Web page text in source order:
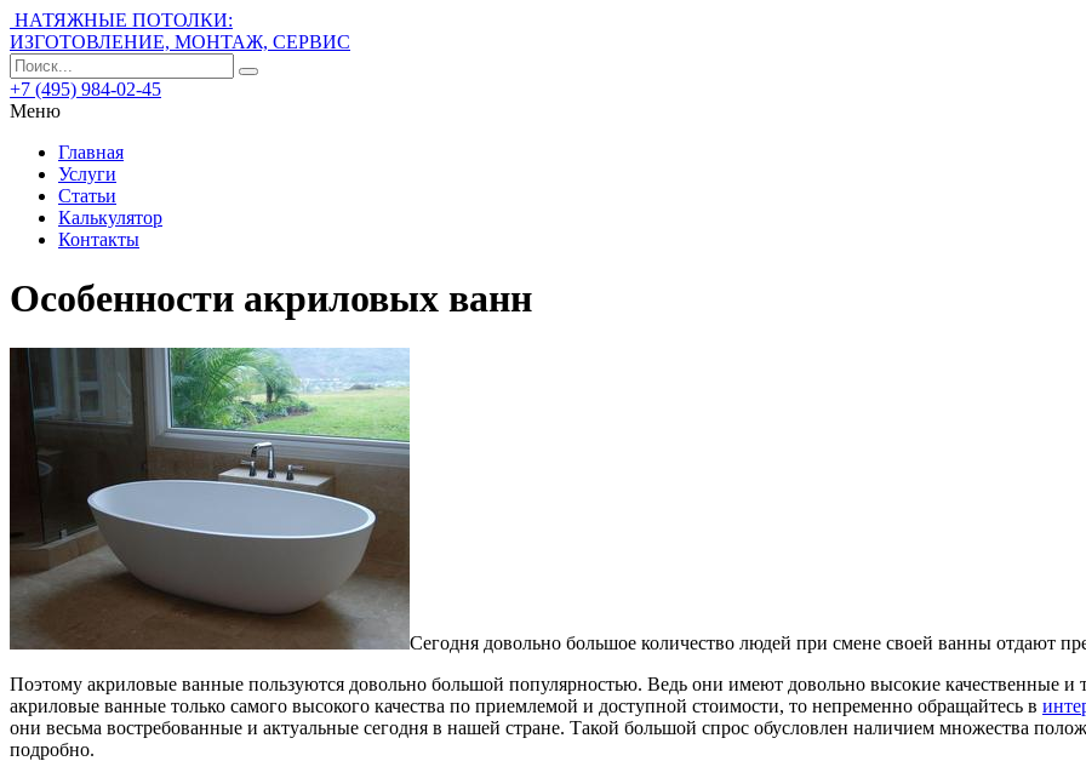
НАТЯЖНЫЕ ПОТОЛКИ:
ИЗГОТОВЛЕНИЕ, МОНТАЖ, СЕРВИС
+7 (495) 984-02-45
Меню
Главная
Услуги
Статьи
Калькулятор
Контакты
Особенности акриловых ванн
Сегодня довольно большое количество людей при смене своей ванны отдают
Поэтому акриловые ванные пользуются довольно большой популярностью. Ведь они имеют довольно высокие качественные и
акриловые ванные только самого высокого качества по приемлемой и доступной стоимости, то непременно обращайтесь в
они весьма востребованные и актуальные сегодня в нашей стране. Такой большой спрос обусловлен наличием множества
подробно.